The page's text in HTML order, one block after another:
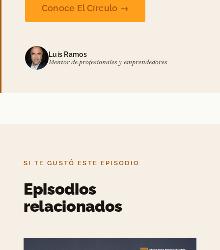
Conoce El Círculo →
Luis Ramos
Mentor de profesionales y emprendedores
SI TE GUSTÓ ESTE EPISODIO
Episodios
relacionados